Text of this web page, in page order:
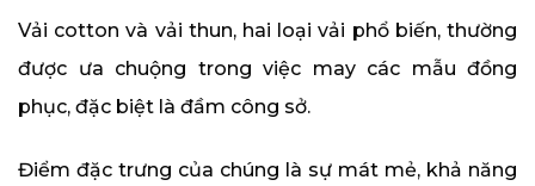
Vải cotton và vải thun, hai loại vải phổ biến, thường
được ưa chuộng trong việc may các mẫu đồng
phục, đặc biệt là đầm công sở.
Điểm đặc trưng của chúng là sự mát mẻ, khả năng